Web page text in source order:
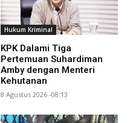
Hukum Kriminal
KPK Dalami Tiga
Pertemuan Suhardiman
Amby dengan Menteri
Kehutanan
8 Agustus 2026 -08:13